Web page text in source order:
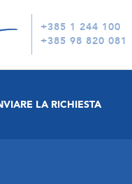
+385 1 244 100
+385 98 820 081
LA RICHIESTA